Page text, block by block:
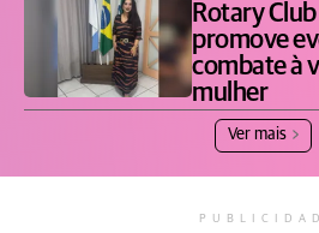
Rotary
promove
combate à
mulher
Ver mais